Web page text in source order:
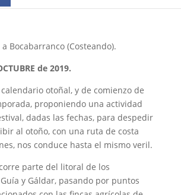
Bocabarranco (Costeando).
de 2019.
otoñal, y de comienzo de
proponiendo una actividad
dadas las fechas, para despedir
al otoño, con una ruta de costa
nos conduce hasta el mismo veril.
parte del litoral de los
y Gáldar, pasando por puntos